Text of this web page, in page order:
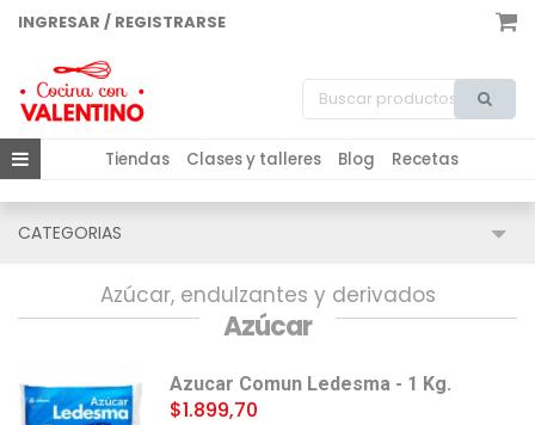
INGRESAR / REGISTRARSE
Tiendas Clases y talleres Blog Recetas
CATEGORIAS
Azúcar, endulzantes y derivados
Azúcar
Azucar Comun Ledesma - 1 Kg.
$1.899,70